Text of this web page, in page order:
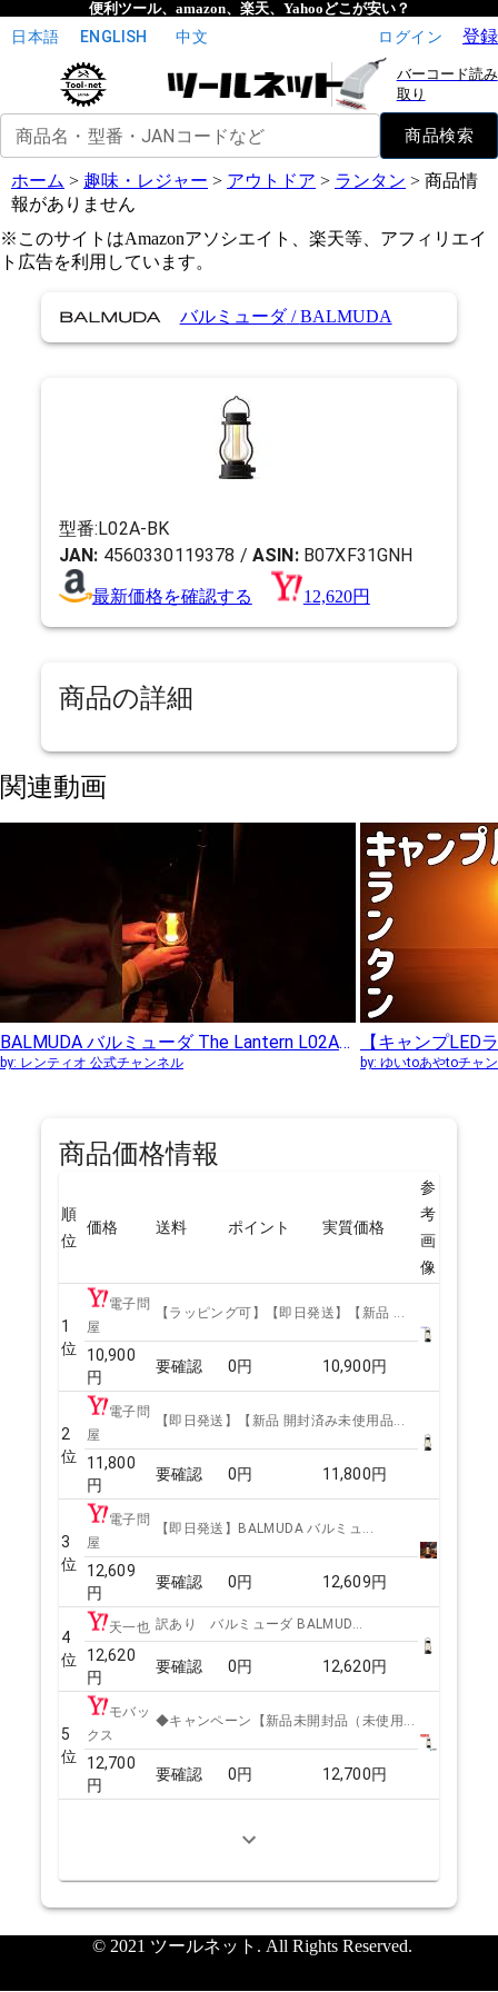
便利ツール、amazon、楽天、Yahooどこが安い？
日本語 ENGLISH 中文 ログイン 登録
バーコード読み
取り
商品名・型番・JANコードなど 商品検索
ホーム > 趣味・レジャー > アウトドア > ランタン > 商品情
報がありません
※このサイトはAmazonアソシエイト、楽天等、アフィリエイ
ト広告を利用しています。
バルミューダ/BALMUDA
型番:L02A-BK
JAN: 4560330119378 / ASIN: B07XF31GNH
最新価格を確認する 12,620円
商品の詳細
関連動画
BALMUDA バルミューダ The Lantern L02A-BKをレビュー。野外使用できる万能LEDランタン
by: レンティオ 公式チャンネル by: ゆいtoあやtoチャ
商品価格情報
順
位
価格 送料 ポイント 実質価格
参
考
画
像
1
位
電子問
屋
【ラッピング可】【即日発送】【新品 ...
10,900
円
要確認 0円 10,900円
2
位
電子問
屋
【即日発送】【新品 開封済み未使用品...
11,800
円
要確認 0円 11,800円
3
位
電子問
屋
【即日発送】BALMUDA バルミュ...
12,609
円
要確認 0円 12,609円
4
位
天一也 訳あり バルミューダ BALMUD...
12,620
円
要確認 0円 12,620円
5
位
モバッ
クス
◆キャンペーン【新品未開封品（未使用...
12,700
円
要確認 0円 12,700円
© 2021 ツールネット. All Rights Reserved.